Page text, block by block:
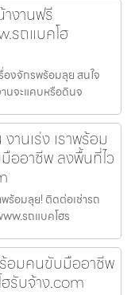
งานฟรี
รถแบคโฮ
องจักรพร้อมลุย สนใจ
นจะแคบหรือดินจ
านเร่ง เราพร้อม
ออาชีพ ลงพื้นที่ไว
ร้อมลุย! ติดต่อเช่ารถ
รถแบคโฮร
ร้อมคนขับมืออาชีพ
รับจ้าง.com